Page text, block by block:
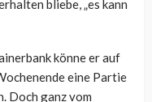
bliebe, „es kann
könne er auf
eine Partie
Doch ganz vom